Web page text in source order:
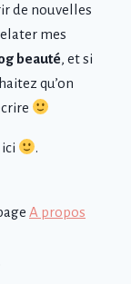
de nouvelles
mes
beauté, et si
qu’on
.
A propos